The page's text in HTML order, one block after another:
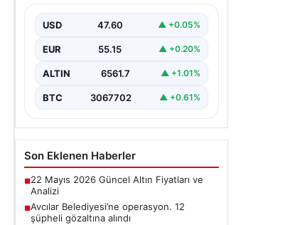
USD 47.60 ▲ +0.05%
EUR 55.15 ▲ +0.20%
ALTIN 6561.7 ▲ +1.01%
BTC 3067702 ▲ +0.61%
Son Eklenen Haberler
■22 Mayıs 2026 Güncel Altın Fiyatları ve
Analizi
■Avcılar Belediyesi’ne operasyon. 12
şüpheli gözaltına alındı